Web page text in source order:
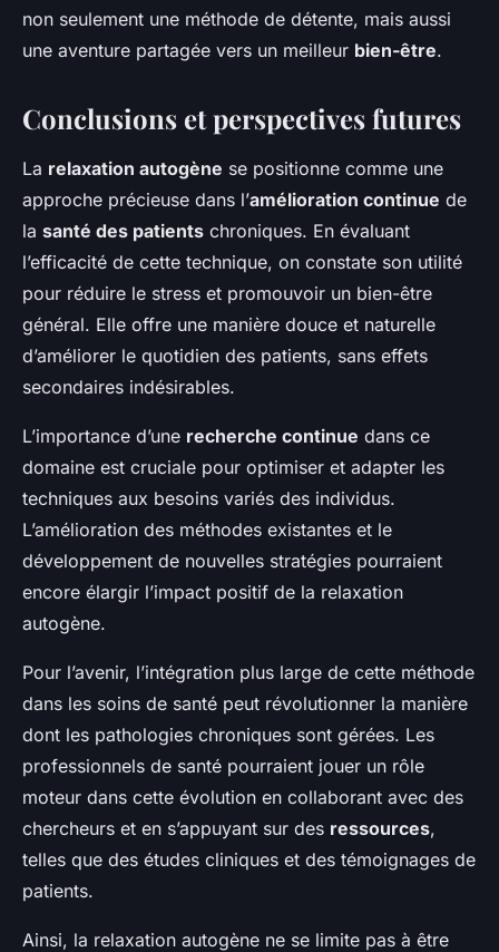
non seulement une méthode de détente, mais aussi
une aventure partagée vers un meilleur bien-être.
Conclusions et perspectives futures
La relaxation autogène se positionne comme une
approche précieuse dans l’amélioration continue de
la santé des patients chroniques. En évaluant
l’efficacité de cette technique, on constate son utilité
pour réduire le stress et promouvoir un bien-être
général. Elle offre une manière douce et naturelle
d’améliorer le quotidien des patients, sans effets
secondaires indésirables.
L’importance d’une recherche continue dans ce
domaine est cruciale pour optimiser et adapter les
techniques aux besoins variés des individus.
L’amélioration des méthodes existantes et le
développement de nouvelles stratégies pourraient
encore élargir l’impact positif de la relaxation
autogène.
Pour l’avenir, l’intégration plus large de cette méthode
dans les soins de santé peut révolutionner la manière
dont les pathologies chroniques sont gérées. Les
professionnels de santé pourraient jouer un rôle
moteur dans cette évolution en collaborant avec des
chercheurs et en s’appuyant sur des ressources,
telles que des études cliniques et des témoignages de
patients.
Ainsi, la relaxation autogène ne se limite pas à être